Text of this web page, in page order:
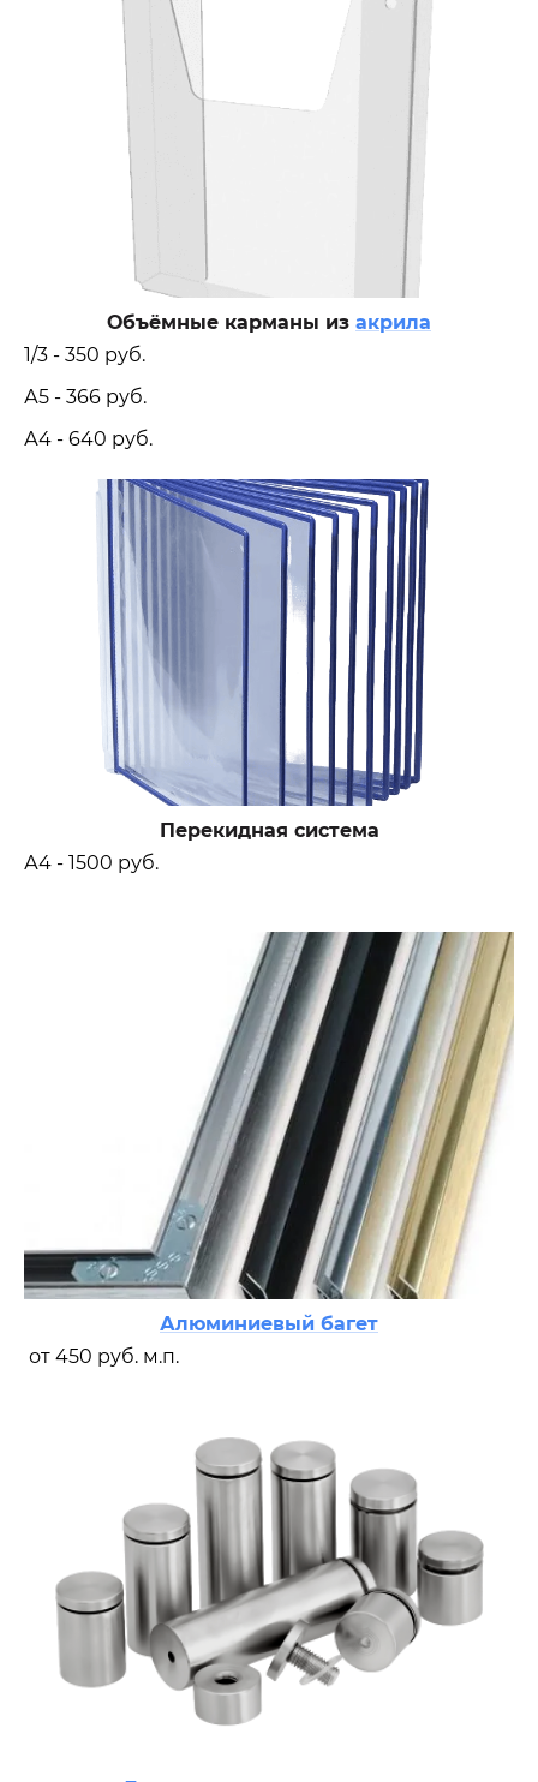
Объёмные карманы из акрила
1/3 - 350 руб.
А5 - 366 руб.
А4 - 640 руб.
Перекидная система
А4 - 1500 руб.
Алюминиевый багет
от 450 руб. м.п.